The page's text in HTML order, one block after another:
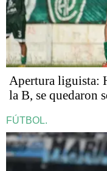
Apertura liguista:
la B, se quedaron
FÚTBOL.